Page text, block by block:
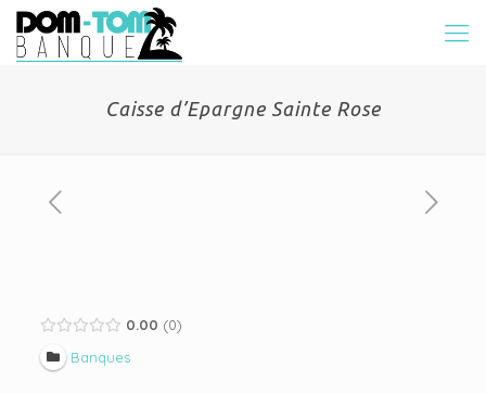
Caisse d’Epargne Sainte Rose
0.00
0
Banques